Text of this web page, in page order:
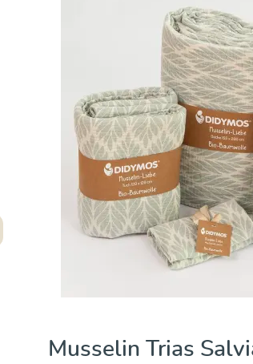
Musselin Trias Sand